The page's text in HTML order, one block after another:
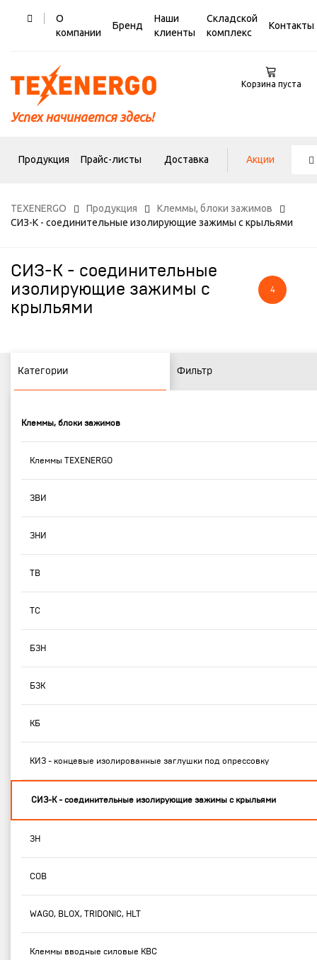
О
компании
Бренд
Наши
клиенты
Складской
комплекс
Контакты
Успех начинается здесь!
Корзина пуста
Продукция Прайс-листы Доставка Акции
TEXENERGO Продукция
Клеммы, блоки зажимов
СИЗ-К - соединительные изолирующие зажимы с крыльями
СИЗ-К - соединительные
изолирующие зажимы с
крыльями
4
Категории Фильтр
Клеммы, блоки зажимов
Клеммы TEXENERGO
ЗВИ
ЗНИ
ТВ
ТС
БЗН
БЗК
КБ
КИЗ - концевые изолированные заглушки под опрессовку
СИЗ-К - соединительные изолирующие зажимы с крыльями
ЗН
СОВ
WAGO, BLOX, TRIDONIC, HLT
Клеммы вводные силовые КВС